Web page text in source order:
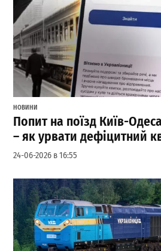
НОВИНИ
Попит на поїзд Київ-
– як урвати дефіцитний
24-06-2026 в 16:55